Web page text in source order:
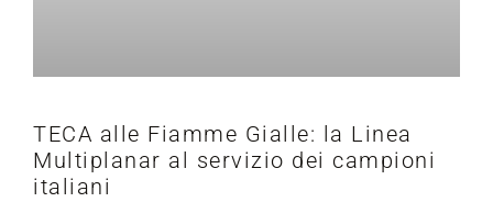
TECA alle Fiamme Gialle: la Linea
Multiplanar al servizio dei campioni
italiani